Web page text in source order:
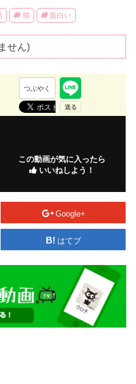
猫 面白い
せん)
つぶやく
この動画が気に入ったら
いいねしよう！
Google+
はてブ